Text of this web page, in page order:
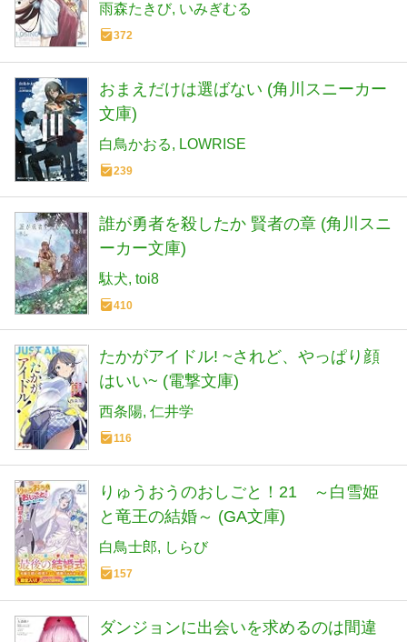
雨森たきび いみぎむる
372
おまえだけは選ばない (角川スニーカー
文庫)
白鳥かおる LOWRISE
239
誰が勇者を殺したか 賢者の章 (角川スニ
ーカー文庫)
駄犬 toi8
410
たかがアイドル! ~されど、やっぱり顔
はいい~ (電撃文庫)
西条陽 仁井学
116
りゅうおうのおしごと！21 ～白雪姫
と竜王の結婚～ (GA文庫)
白鳥士郎 しらび
157
ダンジョンに出会いを求めるのは間違